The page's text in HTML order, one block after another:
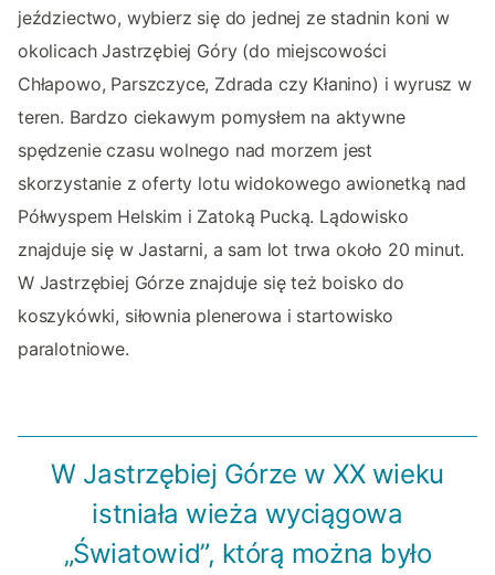
jeździectwo, wybierz się do jednej ze stadnin koni w
okolicach Jastrzębiej Góry (do miejscowości
Chłapowo, Parszczyce, Zdrada czy Kłanino) i wyrusz w
teren. Bardzo ciekawym pomysłem na aktywne
spędzenie czasu wolnego nad morzem jest
skorzystanie z oferty lotu widokowego awionetką nad
Półwyspem Helskim i Zatoką Pucką. Lądowisko
znajduje się w Jastarni, a sam lot trwa około 20 minut.
W Jastrzębiej Górze znajduje się też boisko do
koszykówki, siłownia plenerowa i startowisko
paralotniowe.
W Jastrzębiej Górze w XX wieku
istniała wieża wyciągowa
„Światowid”, którą można było